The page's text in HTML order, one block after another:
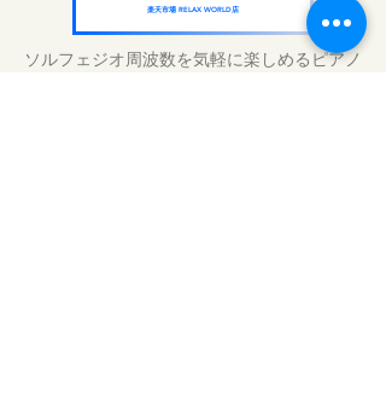
楽天市場 RELAX WORLD店
ソルフェジオ周波数を気軽に楽しめるピアノ